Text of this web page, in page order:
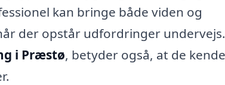
kan bringe både viden og
der opstår udfordringer
i Præstø, betyder også, at de